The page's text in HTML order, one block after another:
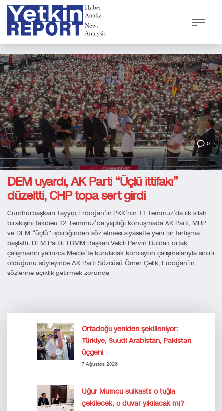
0
DEM uyardı, AK Parti “Üçlü ittifakı”
düzeltti, CHP topa sert girdi
Cumhurbaşkanı Tayyip Erdoğan’ın PKK’nın 11 Temmuz’da ilk silah
bırakışını takiben 12 Temmuz’da yaptığı konuşmada AK Parti, MHP
ve DEM “üçlü” işbirliğinden söz etmesi siyasette yeni bir tartışma
başlattı. DEM Partili TBMM Başkan Vekili Pervin Buldan ortak
çalışmanın yalnızca Meclis’te kurulacak komisyon çalışmalarıyla sınırlı
olduğunu söyleyince AK Parti Sözcüsü Ömer Çelik, Erdoğan’ın
sözlerine açıklık getirmek zorunda
Ortadoğu yeniden şekilleniyor:
Türkiye, Suudi Arabistan, Pakistan
üçgeni
7 Ağustos 2026
Uğur Mumcu suikastı: o tuğla
çekilecek, o duvar yıkılacak mı?